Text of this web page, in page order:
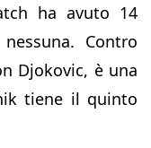
ha avuto 14
Contro
Djokovic, è una
tiene il quinto